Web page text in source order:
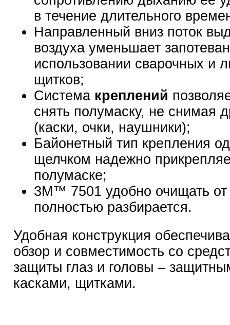
в течение длительного
Направленный вниз поток
воздуха уменьшает
использовании сварочных и
щитков;
Система креплений
снять полумаску, не снимая
(каски, очки, наушники);
Байонетный тип крепления
щелчком надежно
полумаске;
3М™ 7501 удобно очищать от
полностью разбирается.
Удобная конструкция
обзор и совместимость со
защиты глаз и головы –
касками, щитками.